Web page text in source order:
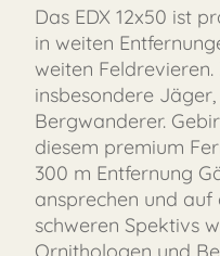
Das EDX 12x50 ist
in weiten
weiten
insbesondere
Bergwanderer.
diesem premium
300 m Entfernung
ansprechen und
schweren Spektivs